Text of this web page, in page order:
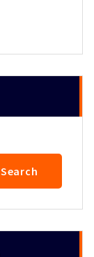
Search